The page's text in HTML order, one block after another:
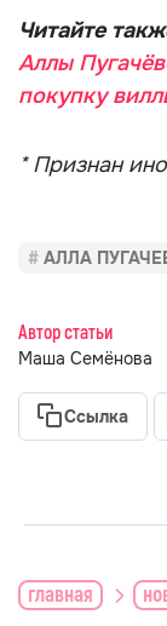
Читайте
Аллы
покупку
* Признан
АЛЛА
Автор статьи
Маша Семёнова
Ссылка
главная